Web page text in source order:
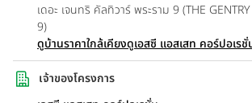
เดอะ เจนทริ คัลทิวาร์ พระราม 9 (THE
9)
ดูบ้านราคาใกล้เคียงดูเอสซี แอสเสท คอร์ปอเร
เจ้าของโครงการ